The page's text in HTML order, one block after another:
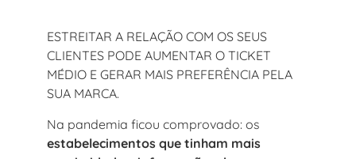
ESTREITAR A RELAÇÃO COM OS SEUS
CLIENTES PODE AUMENTAR O TICKET
MÉDIO E GERAR MAIS PREFERÊNCIA PELA
SUA MARCA.
Na pandemia ficou comprovado: os
estabelecimentos que tinham mais